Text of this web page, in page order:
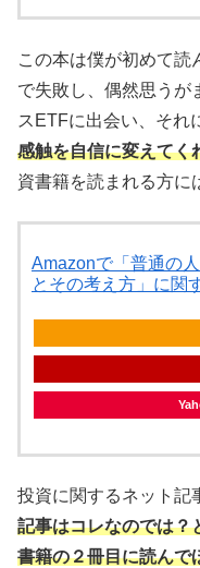
この本は僕が初めて読
で失敗し、偶然思うが
スETFに出会い、それ
感触を自信に変えてく
資書籍を読まれる方に
Amazonで「普通の
とその考え方」に関
投資に関するネット記
記事はコレなのでは？
書籍の２冊目に読んで